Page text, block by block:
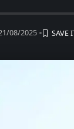
08/2025